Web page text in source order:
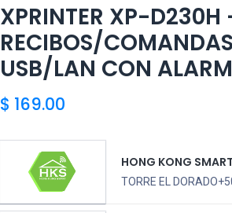
XPRINTER XP-D230H
RECIBOS/
USB/LAN CON
$ 169.00
HONG KONG SMART
TORRE EL